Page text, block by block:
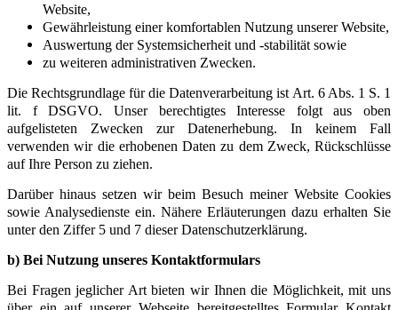
Website,
Gewährleistung einer komfortablen Nutzung unserer Website,
Auswertung der Systemsicherheit und -stabilität sowie
zu weiteren administrativen Zwecken.
Die Rechtsgrundlage für die Datenverarbeitung ist Art. 6 Abs. 1 S. 1
lit. f DSGVO. Unser berechtigtes Interesse folgt aus oben
aufgelisteten Zwecken zur Datenerhebung. In keinem Fall
verwenden wir die erhobenen Daten zu dem Zweck, Rückschlüsse
auf Ihre Person zu ziehen.
Darüber hinaus setzen wir beim Besuch meiner Website Cookies
sowie Analysedienste ein. Nähere Erläuterungen dazu erhalten Sie
unter den Ziffer 5 und 7 dieser Datenschutzerklärung.
b) Bei Nutzung unseres Kontaktformulars
Bei Fragen jeglicher Art bieten wir Ihnen die Möglichkeit, mit uns